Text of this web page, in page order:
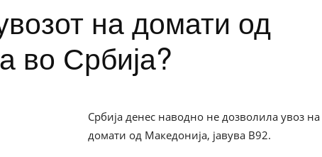
на домати од
во Србија?
Србија денес наводно не дозволила увоз на
домати од Македонија, јавува B92.